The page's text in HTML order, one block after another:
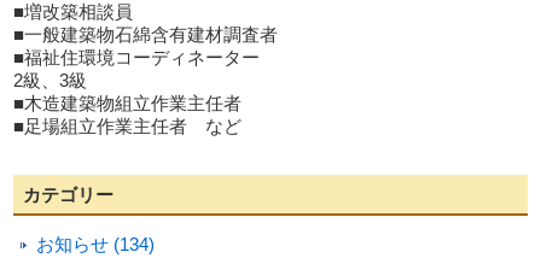
■増改築相談員
■一般建築物石綿含有建材調査者
■福祉住環境コーディネーター
2級、3級
■木造建築物組立作業主任者
■足場組立作業主任者 など
カテゴリー
お知らせ (134)